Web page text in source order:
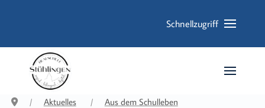
Schnellzugriff
Aktuelles
Aus dem Schulleben